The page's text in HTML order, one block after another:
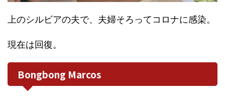
上のシルビアの夫で、夫婦そろってコロナに感染。
現在は回復。
Bongbong Marcos